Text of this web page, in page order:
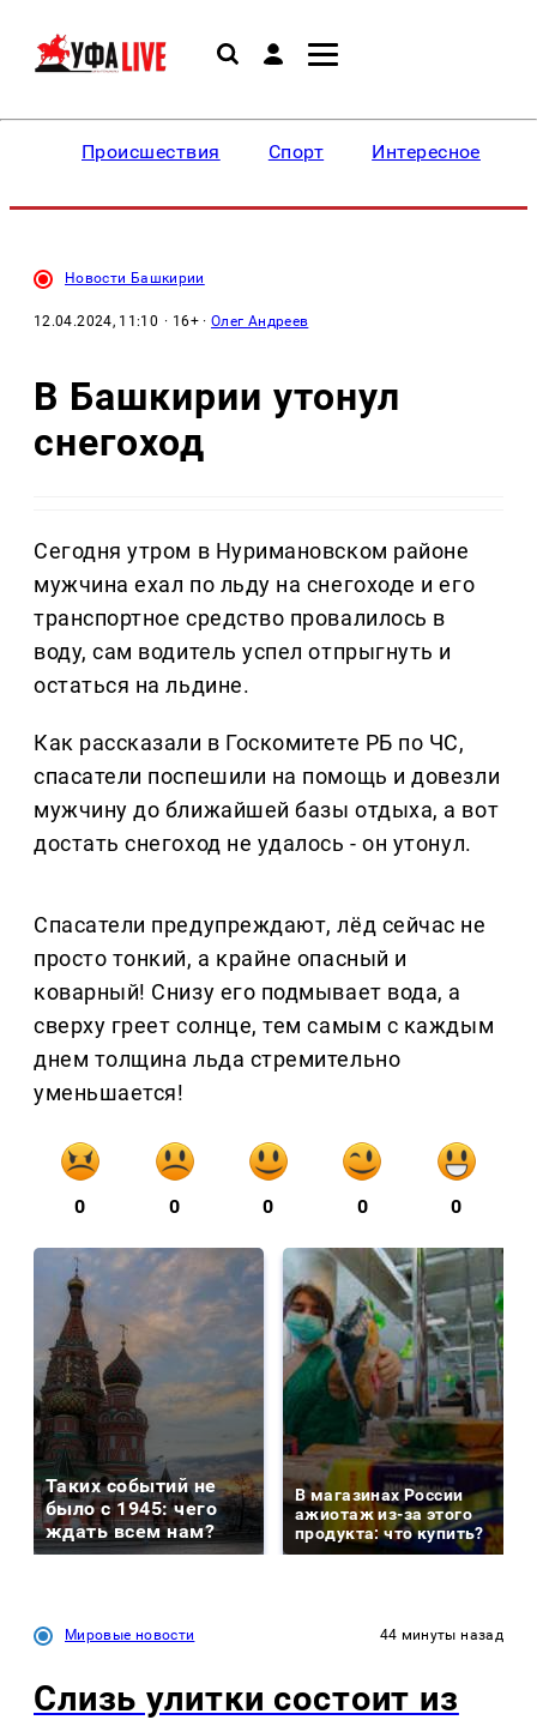
Происшествия Спорт Интересное
Новости Башкирии
12.04.2024, 11:10 · 16+ ·Олег Андреев
В Башкирии утонул
снегоход
Сегодня утром в Нуримановском районе
мужчина ехал по льду на снегоходе и его
транспортное средство провалилось в
воду, сам водитель успел отпрыгнуть и
остаться на льдине.
Как рассказали в Госкомитете РБ по ЧС,
спасатели поспешили на помощь и довезли
мужчину до ближайшей базы отдыха, а вот
достать снегоход не удалось - он утонул.
Спасатели предупреждают, лёд сейчас не
просто тонкий, а крайне опасный и
коварный! Снизу его подмывает вода, а
сверху греет солнце, тем самым с каждым
днем толщина льда стремительно
уменьшается!
0 0 0 0 0
Таких событий не
было с 1945: чего
ждать всем нам?
В магазинах России
ажиотаж из-за этого
продукта: что купить?
Мировые новости 44 минуты назад
Слизь улитки состоит из